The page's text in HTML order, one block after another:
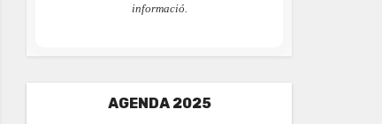
informació.
AGENDA 2025